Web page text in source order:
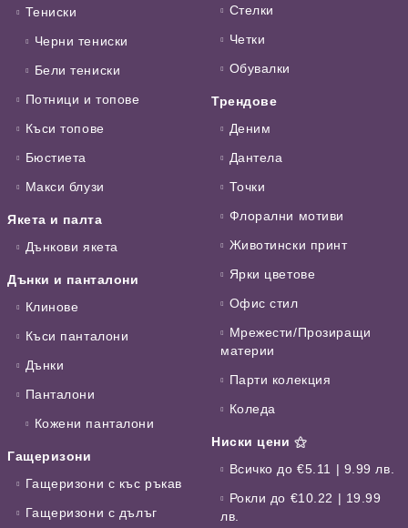
Тениски
Черни тениски
Бели тениски
Потници и топове
Къси топове
Бюстиета
Макси блузи
Якета и палта
Дънкови якета
Дънки и панталони
Клинове
Къси панталони
Дънки
Панталони
Кожени панталони
Гащеризони
Гащеризони с къс ръкав
Гащеризони с дълъг
Стелки
Четки
Обувалки
Трендове
Деним
Дантела
Точки
Флорални мотиви
Животински принт
Ярки цветове
Офис стил
Мрежести/Прозиращи
материи
Парти колекция
Коледа
Ниски цени ⚝
Всичко до €5.11 | 9.99 лв.
Рокли до €10.22 | 19.99
лв.